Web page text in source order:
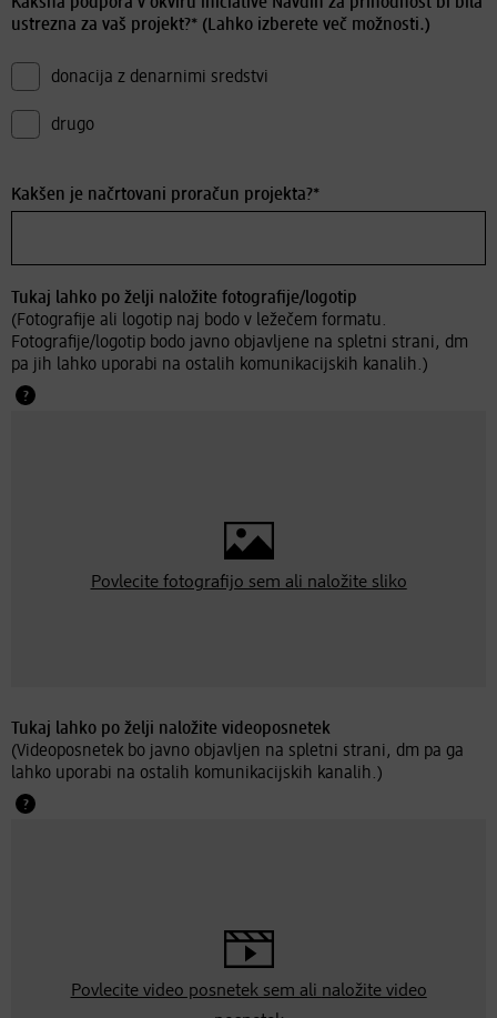
ustrezna za vaš projekt?* (Lahko izberete več možnosti.)
donacija z denarnimi sredstvi
drugo
Kakšen je načrtovani proračun projekta?*
Tukaj lahko po želji naložite fotografije/logotip
(Fotografije ali logotip naj bodo v ležečem formatu.
Fotografije/logotip bodo javno objavljene na spletni strani, dm
pa jih lahko uporabi na ostalih komunikacijskih kanalih.)
Povlecite fotografijo sem ali naložite sliko
Tukaj lahko po želji naložite videoposnetek
(Videoposnetek bo javno objavljen na spletni strani, dm pa ga
lahko uporabi na ostalih komunikacijskih kanalih.)
Povlecite video posnetek sem ali naložite video